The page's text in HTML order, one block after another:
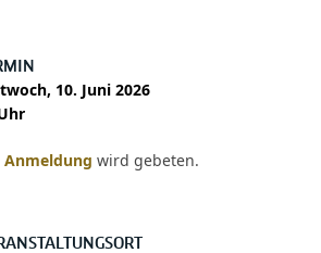
10. Juni 2026
Anmeldung wird gebeten.